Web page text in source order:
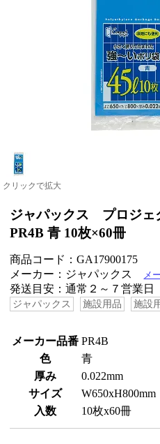
クリックで拡大
ジャパックス プロジェ
PR4B 青 10枚×60冊
商品コード：GA17900175
メーカー：ジャパックス
メ
発送目安：通常２～７営業日
ジャパックス 施設用品 施設
メーカー品番 PR4B
色
青
厚み
0.022mm
サイズ
W650xH800mm
入数
10枚x60冊